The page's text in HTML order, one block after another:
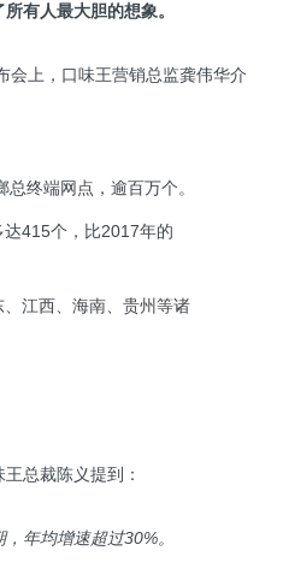
有人最大胆的想象。
会上，口味王营销总监龚伟华介
终端网点，逾百万个。
415个，比2017年的
江西、海南、贵州等诸
总裁陈义提到：
年均增速超过30%。